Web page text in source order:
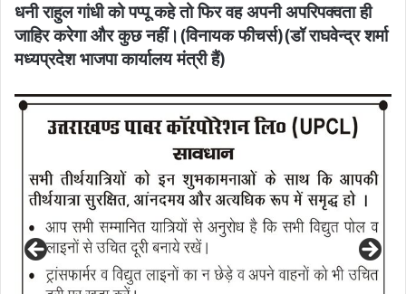
धनी राहुल गांधी को पप्पू कहे तो फिर वह अपनी अपरिपक्वता ही
जाहिर करेगा और कुछ नहीं।(विनायक फीचर्स)(डॉ राघवेन्‍द्र शर्मा
मध्यप्रदेश भाजपा कार्यालय मंत्री हैं)